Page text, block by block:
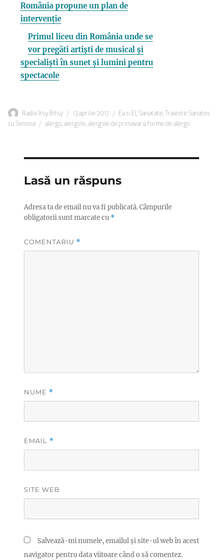
România propune un plan de
intervenție
Primul liceu din România unde se
vor pregăti artiști de musical și
specialiști în sunet și lumini pentru
spectacole
Autor
Radio Itsy Bitsy
Publicat
pe
13 aprilie 2017 Categorii
Ea si El ,Sanatate,
Traieste Sanatos
cu Simona
Etichete
alergii,alergiile,alergiile de primavara,forme de alergii
Lasă un răspuns
Adresa ta de email nu va fi publicată.Câmpurile
obligatorii sunt marcate cu *
COMENTARIU *
NUME *
EMAIL *
SITE WEB
Salvează-mi numele, emailul și site-ul web în acest
navigator pentru data viitoare când o să comentez.